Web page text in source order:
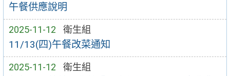
午餐供應說明
2025-11-12 衛生組
11/13(四)午餐改菜通知
2025-11-12 衛生組